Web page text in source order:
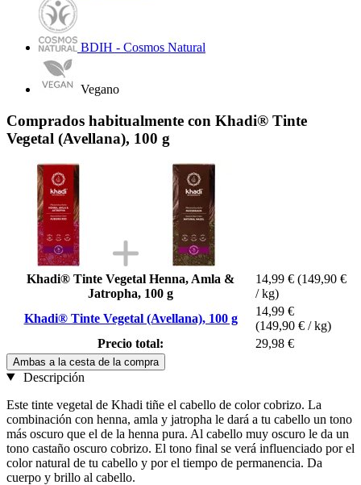
BDIH - Cosmos Natural
Vegano
Comprados habitualmente con Khadi® Tinte
Vegetal (Avellana), 100 g
Khadi® Tinte Vegetal Henna, Amla &
Jatropha, 100 g
14,99 € (149,90 €
/ kg)
Khadi® Tinte Vegetal (Avellana), 100 g
14,99 €
(149,90 € / kg)
Precio total:
29,98 €
Ambas a la cesta de la compra
Descripción
Este tinte vegetal de Khadi tiñe el cabello de color cobrizo. La
combinación con henna, amla y jatropha le dará a tu cabello un tono
más oscuro que el de la henna pura. Al cabello muy oscuro le da un
tono castaño oscuro cobrizo. El tono final se verá influenciado por el
color natural de tu cabello y por el tiempo de permanencia. Da
cuerpo y brillo al cabello.